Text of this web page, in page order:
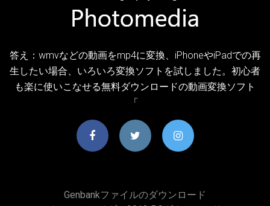
答え：wmvなどの動画をmp4に変換、iPhoneやiPadでの再
生したい場合、いろいろ変換ソフトを試しました。初心者
も楽に使いこなせる無料ダウンロードの動画変換ソフト
「
Genbankファイルのダウンロード